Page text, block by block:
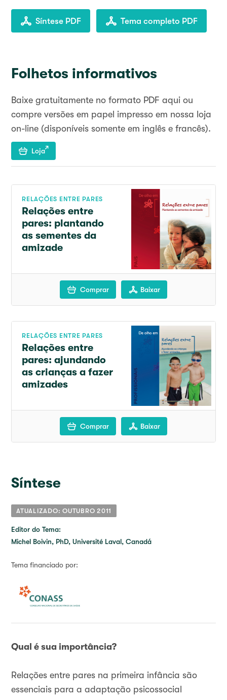
Síntese PDF Tema completo PDF
Folhetos informativos
Baixe gratuitamente no formato PDF aqui ou
compre versões em papel impresso em nossa loja
on-line (disponíveis somente em inglês e francês).
Loja
RELAÇÕES ENTRE PARES
Relações entre
pares: plantando
as sementes da
amizade
Comprar Baixar
RELAÇÕES ENTRE PARES
Relações entre
pares: ajundando
as crianças a fazer
amizades
Comprar Baixar
Síntese
ATUALIZADO: OUTUBRO 2011
Editor do Tema:
Michel Boivin, PhD, Université Laval, Canadá
Tema financiado por:
Qual é sua importância?
Relações entre pares na primeira infância são
essenciais para a adaptação psicossocial